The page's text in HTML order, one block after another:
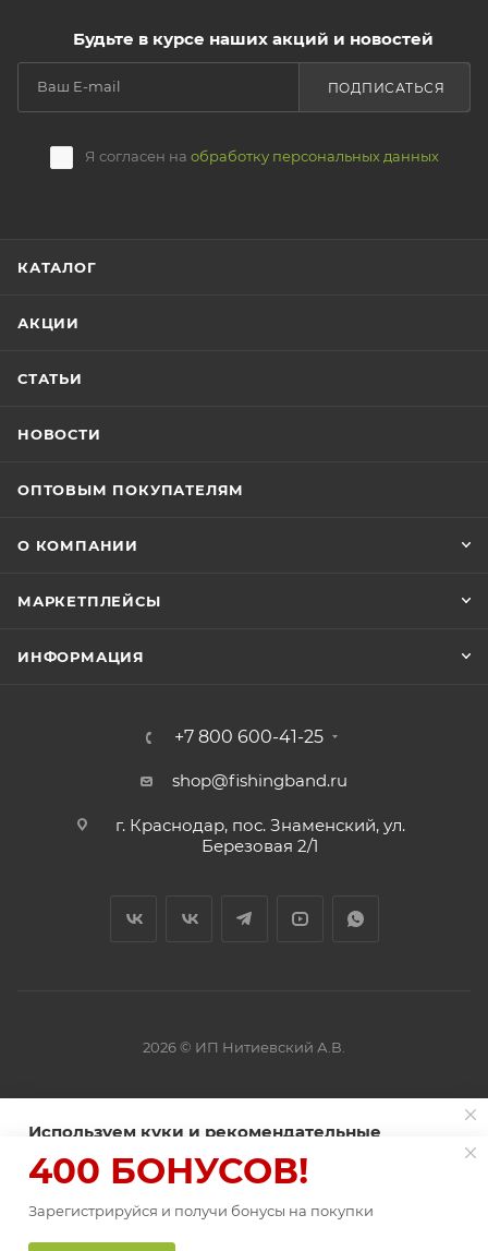
Будьте в курсе наших акций и новостей
Я согласен на обработку персональных данных
ПОДПИСАТЬСЯ
КАТАЛОГ
АКЦИИ
СТАТЬИ
НОВОСТИ
ОПТОВЫМ ПОКУПАТЕЛЯМ
О КОМПАНИИ
МАРКЕТПЛЕЙСЫ
ИНФОРМАЦИЯ
+7 800 600-41-25
shop@fishingband.ru
г. Краснодар, пос. Знаменский, ул.
Березовая 2/1
2026 © ИП Нитиевский А.В.
Используем куки и рекомендательные
Пользуясь сайтом Fishingband.ru, вы соглашаетесь на
использованиефайлов куки.
400 БОНУСОВ!
Зарегистрируйся и получи бонусы на покупки